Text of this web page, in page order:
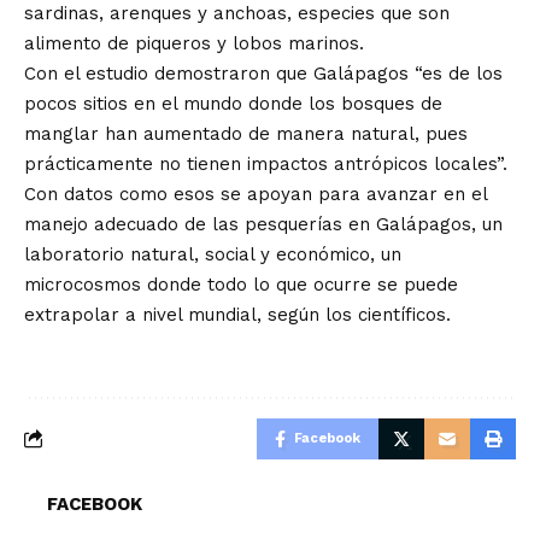
sardinas, arenques y anchoas, especies que son
alimento de piqueros y lobos marinos.
Con el estudio demostraron que Galápagos “es de los
pocos sitios en el mundo donde los bosques de
manglar han aumentado de manera natural, pues
prácticamente no tienen impactos antrópicos locales”.
Con datos como esos se apoyan para avanzar en el
manejo adecuado de las pesquerías en Galápagos, un
laboratorio natural, social y económico, un
microcosmos donde todo lo que ocurre se puede
extrapolar a nivel mundial, según los científicos.
Facebook
FACEBOOK